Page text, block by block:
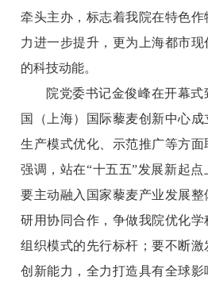
牵头主办，标志着我院在特色
力进一步提升，更为上海都市
的科技动能。
院党委书记金俊峰在开幕
国（上海）国际藜麦创新中心成
生产模式优化、示范推广等方
强调，站在“十五五”发展新起
要主动融入国家藜麦产业发展
研用协同合作，争做我院优化
组织模式的先行标杆；要不断
创新能力，全力打造具有全球